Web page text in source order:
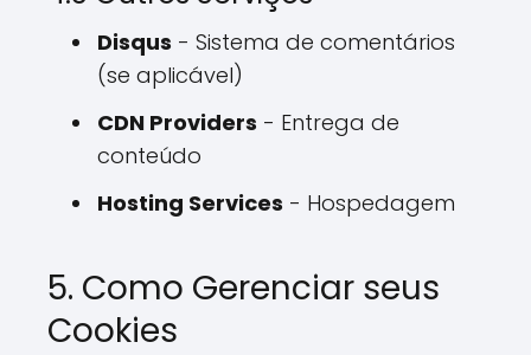
Disqus - Sistema de comentários
(se aplicável)
CDN Providers - Entrega de
conteúdo
Hosting Services - Hospedagem
5. Como Gerenciar seus
Cookies